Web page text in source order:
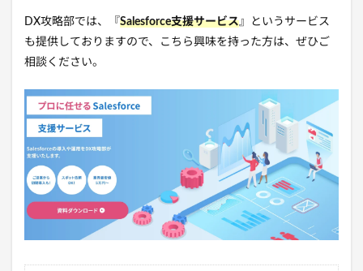
DX攻略部では、『 Salesforce支援サービス』というサービス
も提供しておりますので、こちら興味を持った方は、ぜひご
相談ください。